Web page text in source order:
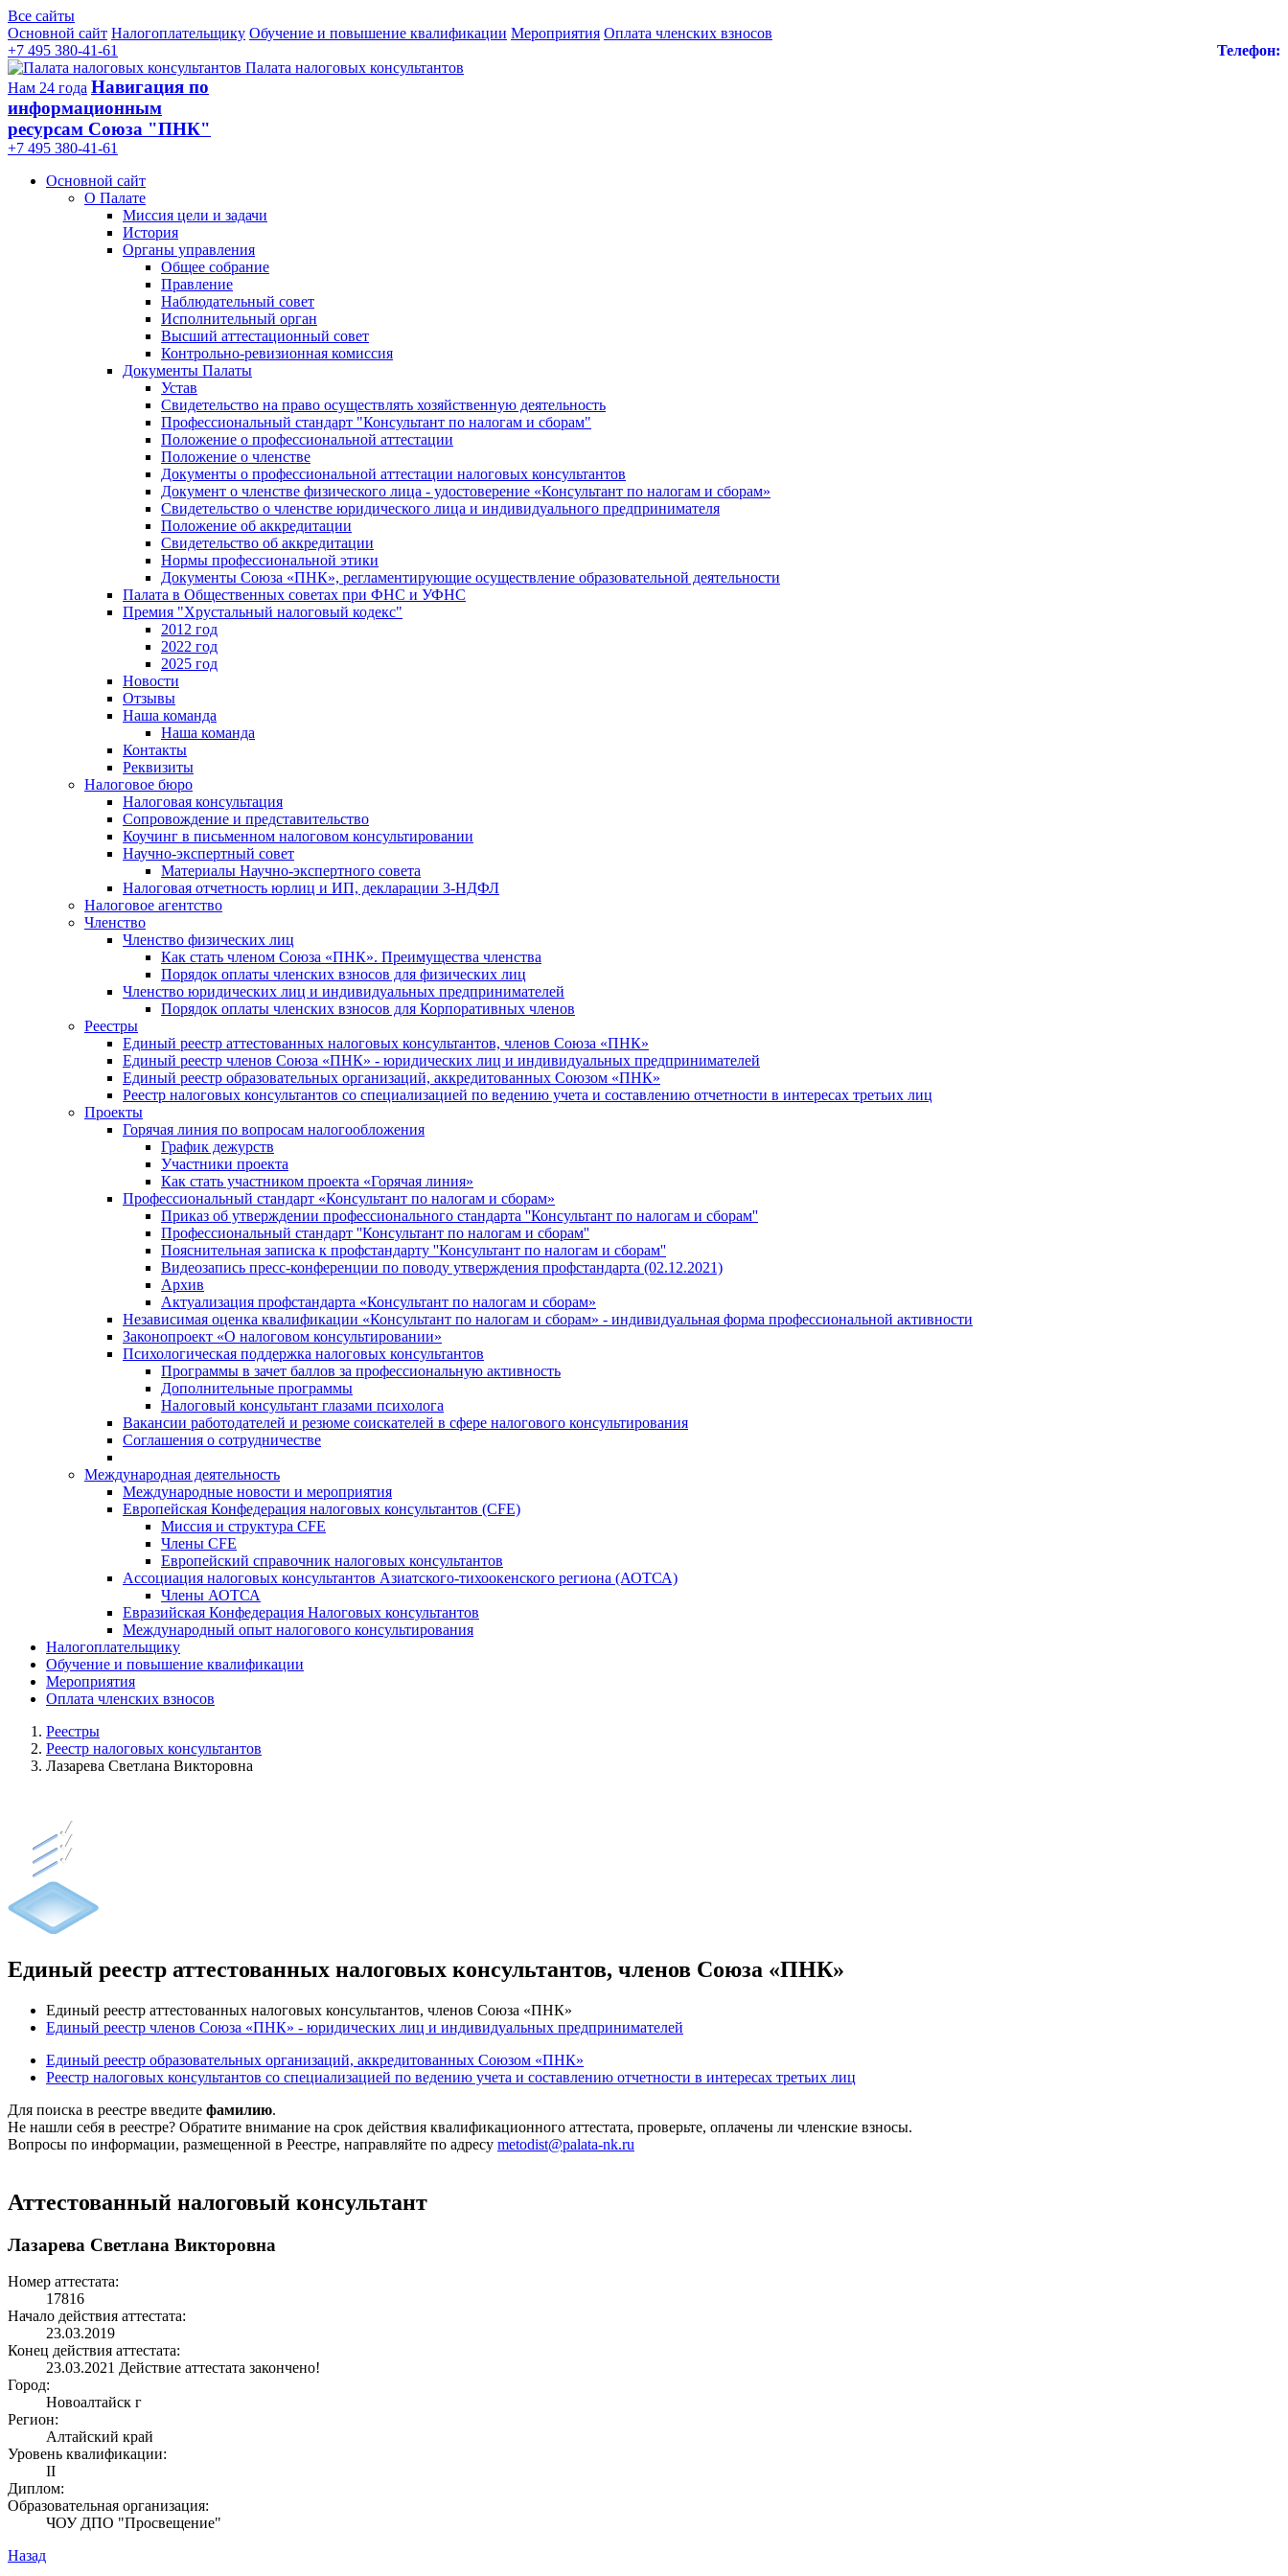
Все сайты
Основной сайт Налогоплательщику Обучение и повышение квалификации Мероприятия Оплата членских взносов
Телефон:
+7 495 380-41-61
Палата налоговых консультантов
Нам 24 года Навигация по
информационным
ресурсам Союза "ПНК"
+7 495 380‑41‑61
Основной сайт
О Палате
Миссия цели и задачи
История
Органы управления
Общее собрание
Правление
Наблюдательный совет
Исполнительный орган
Высший аттестационный совет
Контрольно-ревизионная комиссия
Документы Палаты
Устав
Свидетельство на право осуществлять хозяйственную деятельность
Профессиональный стандарт "Консультант по налогам и сборам"
Положение о профессиональной аттестации
Положение о членстве
Документы о профессиональной аттестации налоговых консультантов
Документ о членстве физического лица - удостоверение «Консультант по налогам и сборам»
Свидетельство о членстве юридического лица и индивидуального предпринимателя
Положение об аккредитации
Свидетельство об аккредитации
Нормы профессиональной этики
Документы Союза «ПНК», регламентирующие осуществление образовательной деятельности
Палата в Общественных советах при ФНС и УФНС
Премия "Хрустальный налоговый кодекс"
2012 год
2022 год
2025 год
Новости
Отзывы
Наша команда
Наша команда
Контакты
Реквизиты
Налоговое бюро
Налоговая консультация
Cопровождение и представительство
Коучинг в письменном налоговом консультировании
Научно-экспертный совет
Материалы Научно-экспертного совета
Налоговая отчетность юрлиц и ИП, декларации 3-НДФЛ
Налоговое агентство
Членство
Членство физических лиц
Как стать членом Союза «ПНК». Преимущества членства
Порядок оплаты членских взносов для физических лиц
Членство юридических лиц и индивидуальных предпринимателей
Порядок оплаты членских взносов для Корпоративных членов
Реестры
Единый реестр аттестованных налоговых консультантов, членов Союза «ПНК»
Единый реестр членов Союза «ПНК» - юридических лиц и индивидуальных предпринимателей
Единый реестр образовательных организаций, аккредитованных Союзом «ПНК»
Реестр налоговых консультантов со специализацией по ведению учета и составлению отчетности в интересах третьих лиц
Проекты
Горячая линия по вопросам налогообложения
График дежурств
Участники проекта
Как стать участником проекта «Горячая линия»
Профессиональный стандарт «Консультант по налогам и сборам»
Приказ об утверждении профессионального стандарта ''Консультант по налогам и сборам''
Профессиональный стандарт ''Консультант по налогам и сборам''
Пояснительная записка к профстандарту ''Консультант по налогам и сборам''
Видеозапись пресс-конференции по поводу утверждения профстандарта (02.12.2021)
Архив
Актуализация профстандарта «Консультант по налогам и сборам»
Независимая оценка квалификации «Консультант по налогам и сборам» - индивидуальная форма профессиональной активности
Законопроект «О налоговом консультировании»
Психологическая поддержка налоговых консультантов
Программы в зачет баллов за профессиональную активность
Дополнительные программы
Налоговый консультант глазами психолога
Вакансии работодателей и резюме соискателей в сфере налогового консультирования
Соглашения о сотрудничестве
Международная деятельность
Международные новости и мероприятия
Европейская Конфедерация налоговых консультантов (CFE)
Миссия и структура CFE
Члены CFE
Европейский справочник налоговых консультантов
Ассоциация налоговых консультантов Азиатского-тихоокенского региона (АОТСА)
Члены АОТСА
Евразийская Конфедерация Налоговых консультантов
Международный опыт налогового консультирования
Налогоплательщику
Обучение и повышение квалификации
Мероприятия
Оплата членских взносов
Реестры
Реестр налоговых консультантов
Лазарева Светлана Викторовна
Единый реестр аттестованных налоговых консультантов, членов Союза «ПНК»
Единый реестр аттестованных налоговых консультантов, членов Союза «ПНК»
Единый реестр членов Союза «ПНК» - юридических лиц и индивидуальных предпринимателей
Единый реестр образовательных организаций, аккредитованных Союзом «ПНК»
Реестр налоговых консультантов со специализацией по ведению учета и составлению отчетности в интересах третьих лиц
Для поиска в реестре введите фамилию.
Не нашли себя в реестре? Обратите внимание на срок действия квалификационного аттестата, проверьте, оплачены ли членские взносы.
Вопросы по информации, размещенной в Реестре, направляйте по адресу metodist@palata-nk.ru
Аттестованный налоговый консультант
Лазарева Светлана Викторовна
Номер аттестата:
17816
Начало действия аттестата:
23.03.2019
Конец действия аттестата:
23.03.2021 Действие аттестата закончено!
Город:
Новоалтайск г
Регион:
Алтайский край
Уровень квалификации:
II
Диплом:
Образовательная организация:
ЧОУ ДПО "Просвещение"
Назад